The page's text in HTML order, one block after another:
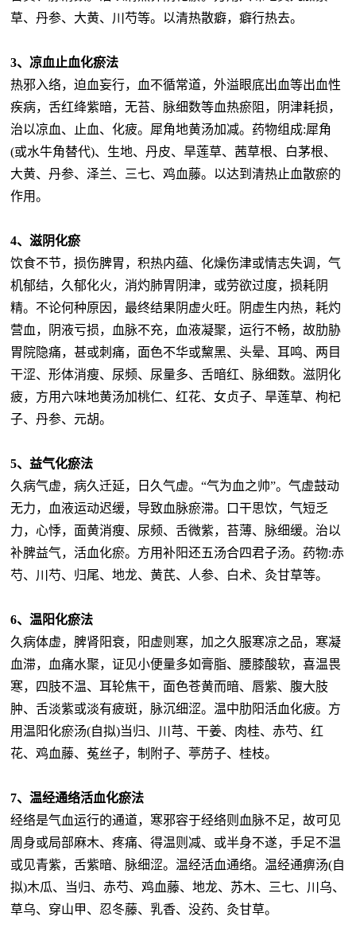
草、丹参、大黄、川芍等。以清热散癖，癖行热去。
3、凉血止血化瘀法
热邪入络，迫血妄行，血不循常道，外溢眼底出血等出血性
疾病，舌红绛紫暗，无苔、脉细数等血热瘀阻，阴津耗损，
治以凉血、止血、化疲。犀角地黄汤加减。药物组成:犀角
(或水牛角替代)、生地、丹皮、旱莲草、茜草根、白茅根、
大黄、丹参、泽兰、三七、鸡血藤。以达到清热止血散瘀的
作用。
4、滋阴化瘀
饮食不节，损伤脾胃，积热内蕴、化燥伤津或情志失调，气
机郁结，久郁化火，消灼肺胃阴津，或劳欲过度，损耗阴
精。不论何种原因，最终结果阴虚火旺。阴虚生内热，耗灼
营血，阴液亏损，血脉不充，血液凝聚，运行不畅，故肋胁
胃院隐痛，甚或刺痛，面色不华或黧黑、头晕、耳鸣、两目
干涩、形体消瘦、尿频、尿量多、舌暗红、脉细数。滋阴化
疲，方用六味地黄汤加桃仁、红花、女贞子、旱莲草、枸杞
子、丹参、元胡。
5、益气化瘀法
久病气虚，病久迁延，日久气虚。“气为血之帅”。气虚鼓动
无力，血液运动迟缓，导致血脉瘀滞。口干思饮，气短乏
力，心悸，面黄消瘦、尿频、舌微紫，苔薄、脉细缓。治以
补脾益气，活血化瘀。方用补阳还五汤合四君子汤。药物:赤
芍、川芍、归尾、地龙、黄芪、人参、白术、灸甘草等。
6、温阳化瘀法
久病体虚，脾肾阳衰，阳虚则寒，加之久服寒凉之品，寒凝
血滞，血痛水聚，证见小便量多如膏脂、腰膝酸软，喜温畏
寒，四肢不温、耳轮焦干，面色苍黄而暗、唇紫、腹大肢
肿、舌淡紫或淡有疲斑，脉沉细涩。温中肋阳活血化疲。方
用温阳化瘀汤(自拟)当归、川芎、干姜、肉桂、赤芍、红
花、鸡血藤、菟丝子，制附子、葶苈子、桂枝。
7、温经通络活血化瘀法
经络是气血运行的通道，寒邪容于经络则血脉不足，故可见
周身或局部麻木、疼痛、得温则减、或半身不遂，手足不温
或见青紫，舌紫暗、脉细涩。温经活血通络。温经通痹汤(自
拟)木瓜、当归、赤芍、鸡血藤、地龙、苏木、三七、川乌、
草乌、穿山甲、忍冬藤、乳香、没药、灸甘草。